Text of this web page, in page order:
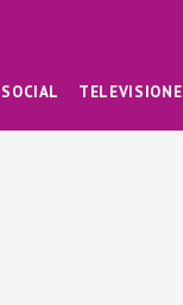
SOCIAL TELEVISIONE